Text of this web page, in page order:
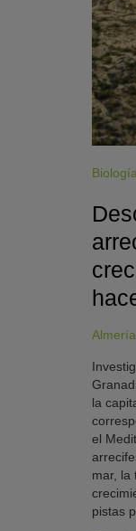
Biología
Almería
la
el
mar, la
pistas